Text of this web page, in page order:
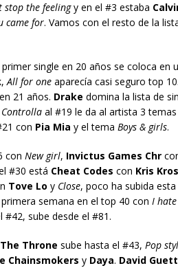
stop the feelingy en el #3 estaba
came for. Vamos con el resto de la
primer single en 20 años se coloca en
All for oneaparecía casi seguro top
21 años. Drake domina la lista de
Controllaal #19 le da al artista 3
con Pia Mia y el tema Boys & girls.
con New girl, Invictus Games Chr
#30 está Cheat Codes con Kris
Tove Lo y Close, poco ha subida esta
semana en el top 40 con I
#42, sube desde el #81.
The Throne sube hasta el #43, Pop
Chainsmokers y Daya. David